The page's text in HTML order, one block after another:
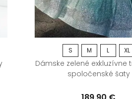
S M L XL
Dámske zelené exkluzívne
spoločenské šaty